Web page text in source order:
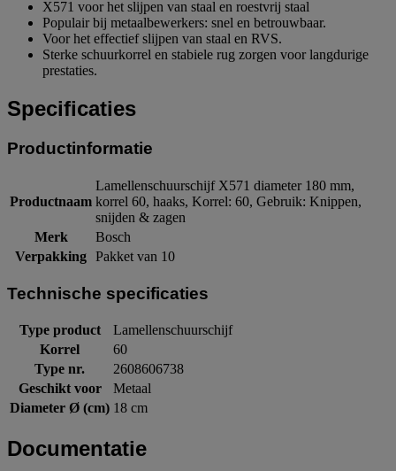
X571 voor het slijpen van staal en roestvrij staal
Populair bij metaalbewerkers: snel en betrouwbaar.
Voor het effectief slijpen van staal en RVS.
Sterke schuurkorrel en stabiele rug zorgen voor langdurige
prestaties.
Specificaties
Productinformatie
Productnaam
Lamellenschuurschijf X571 diameter 180 mm,
korrel 60, haaks, Korrel: 60, Gebruik: Knippen,
snijden & zagen
Merk
Bosch
Verpakking Pakket van 10
Technische specificaties
Type product
Lamellenschuurschijf
Korrel
60
Type nr.
2608606738
Geschikt voor
Metaal
Diameter Ø (cm) 18 cm
Documentatie